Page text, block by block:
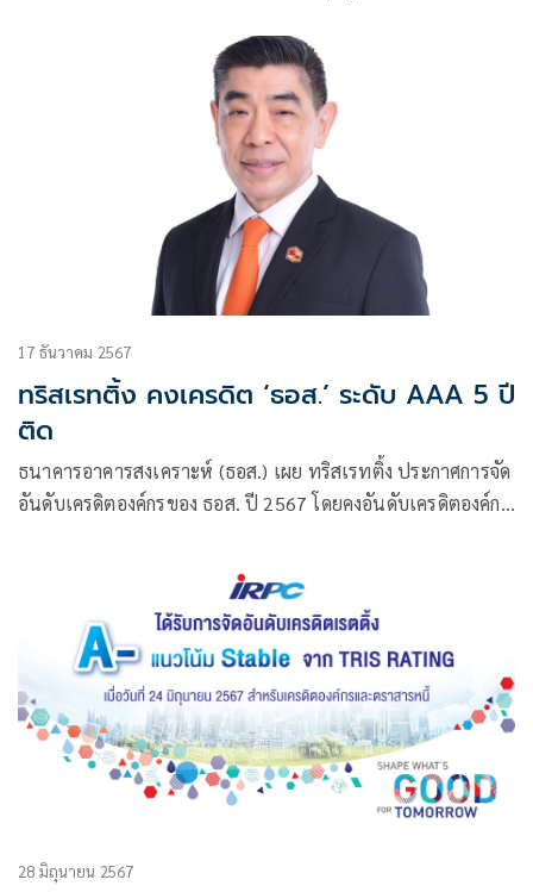
17 ธันวาคม 2567
ทริสเรทติ้ง คงเครดิต ‘ธอส.’ ระดับ AAA 5 ปี
ติด
ธนาคารอาคารสงเคราะห์ (ธอส.) เผย ทริสเรทติ้ง ประกาศการจัด
อันดับเครดิตองค์กรของ ธอส. ปี 2567 โดยคงอันดับเครดิตองค์กร
ของ ธอส. ที่ระดับคงที่ (Stable) ตอกย้ำความแข็งแกร่งของ
สถานะทางการเงินและการเป็นผู้นำด้านสินเชื่อที่อยู่อาศัยของ
ธนาคาร
28 มิถุนายน 2567